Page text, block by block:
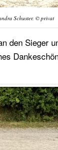
Schuster. © privat
den Sieger